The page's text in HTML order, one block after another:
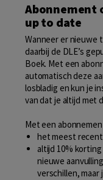
Abonnement
up to date
Wanneer er
daarbij de DLE’s
Boek. Met een
automatisch deze
losbladig en kun je
van dat je altijd met
Met een
het meest
altijd 10%
nieuwe
verschillen,